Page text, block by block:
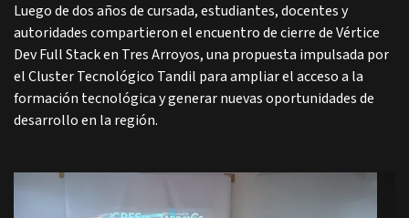
Luego de dos años de cursada, estudiantes, docentes y
autoridades compartieron el encuentro de cierre de Vértice
Dev Full Stack en Tres Arroyos, una propuesta impulsada por
el Cluster Tecnológico Tandil para ampliar el acceso a la
formación tecnológica y generar nuevas oportunidades de
desarrollo en la región.